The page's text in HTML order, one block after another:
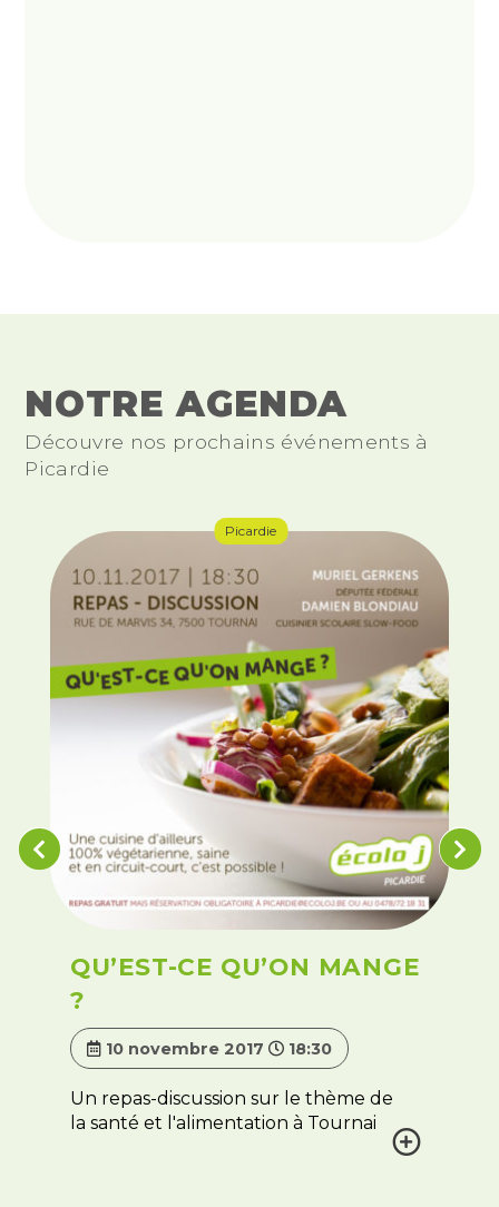
NOTRE AGENDA
Découvre nos prochains événements à
Picardie
Picardie
QU’EST-CE QU’ON MANGE
?
10 novembre 2017 18:30
Un repas-discussion sur le thème de
la santé et l'alimentation à Tournai